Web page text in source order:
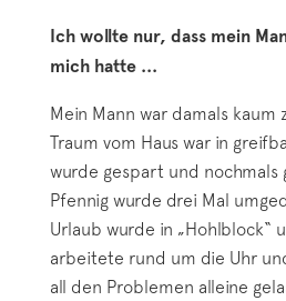
Ich wollte nur, dass mein
mich hatte ...
Mein Mann war damals kaum
Traum vom Haus war in
wurde gespart und
Pfennig wurde drei Mal
Urlaub wurde in „Hohlblock“
arbeitete rund um die Uhr
all den Problemen alleine